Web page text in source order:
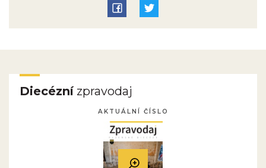
Diecéznízpravodaj
AKTUÁLNÍ ČÍSLO